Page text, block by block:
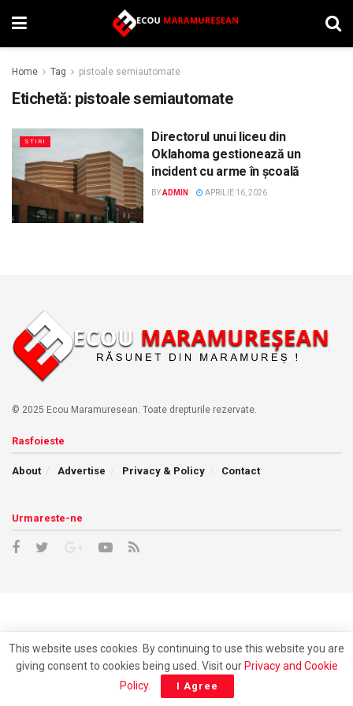
Home Tag pistoale semiautomate
Etichetă: pistoale semiautomate
STIRI
Directorul unui liceu din
Oklahoma gestionează un
incident cu arme în școală
BYADMIN APRILIE 16, 2026
© 2025 Ecou Maramuresean. Toate drepturile rezervate.
Rasfoieste
About Advertise Privacy & Policy Contact
Urmareste-ne
This website uses cookies. By continuing to use this website you are
giving consent to cookies being used. Visit our Privacy and Cookie
Policy. I Agree